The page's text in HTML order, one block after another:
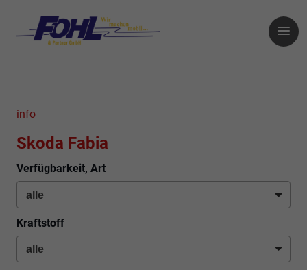
info
Skoda Fabia
Verfügbarkeit, Art
Kraftstoff